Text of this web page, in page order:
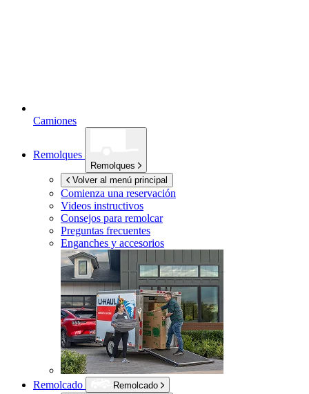
Camiones
Remolques
Remolques
Volver al menú principal
Comienza una reservación
Videos instructivos
Consejos para remolcar
Preguntas frecuentes
Enganches y accesorios
Remolcado
Remolcado